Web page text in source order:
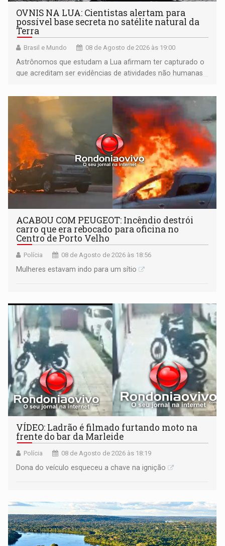
OVNIS NA LUA: Cientistas alertam para
possível base secreta no satélite natural da
Terra
Brasil e Mundo 08 de Agosto de 2026 às 19:00
Astrônomos que estudam a Lua afirmam ter capturado o
que acreditam ser evidências de atividades não humanas
órbita
ACABOU COM PEUGEOT: Incêndio destrói
carro que era rebocado para oficina no
Centro de Porto Velho
Polícia 08 de Agosto de 2026 às 18:56
Mulheres estavam indo para um sítio
VÍDEO: Ladrão é filmado furtando moto na
frente do bar da Marleide
Polícia 08 de Agosto de 2026 às 18:19
Dona do veículo esqueceu a chave na ignição